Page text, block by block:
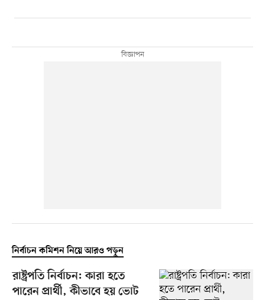
নির্বাচন কমিশন নিয়ে আরও পড়ুন
রাষ্ট্রপতি নির্বাচন: কারা হতে
পারেন প্রার্থী, কীভাবে হয় ভোট